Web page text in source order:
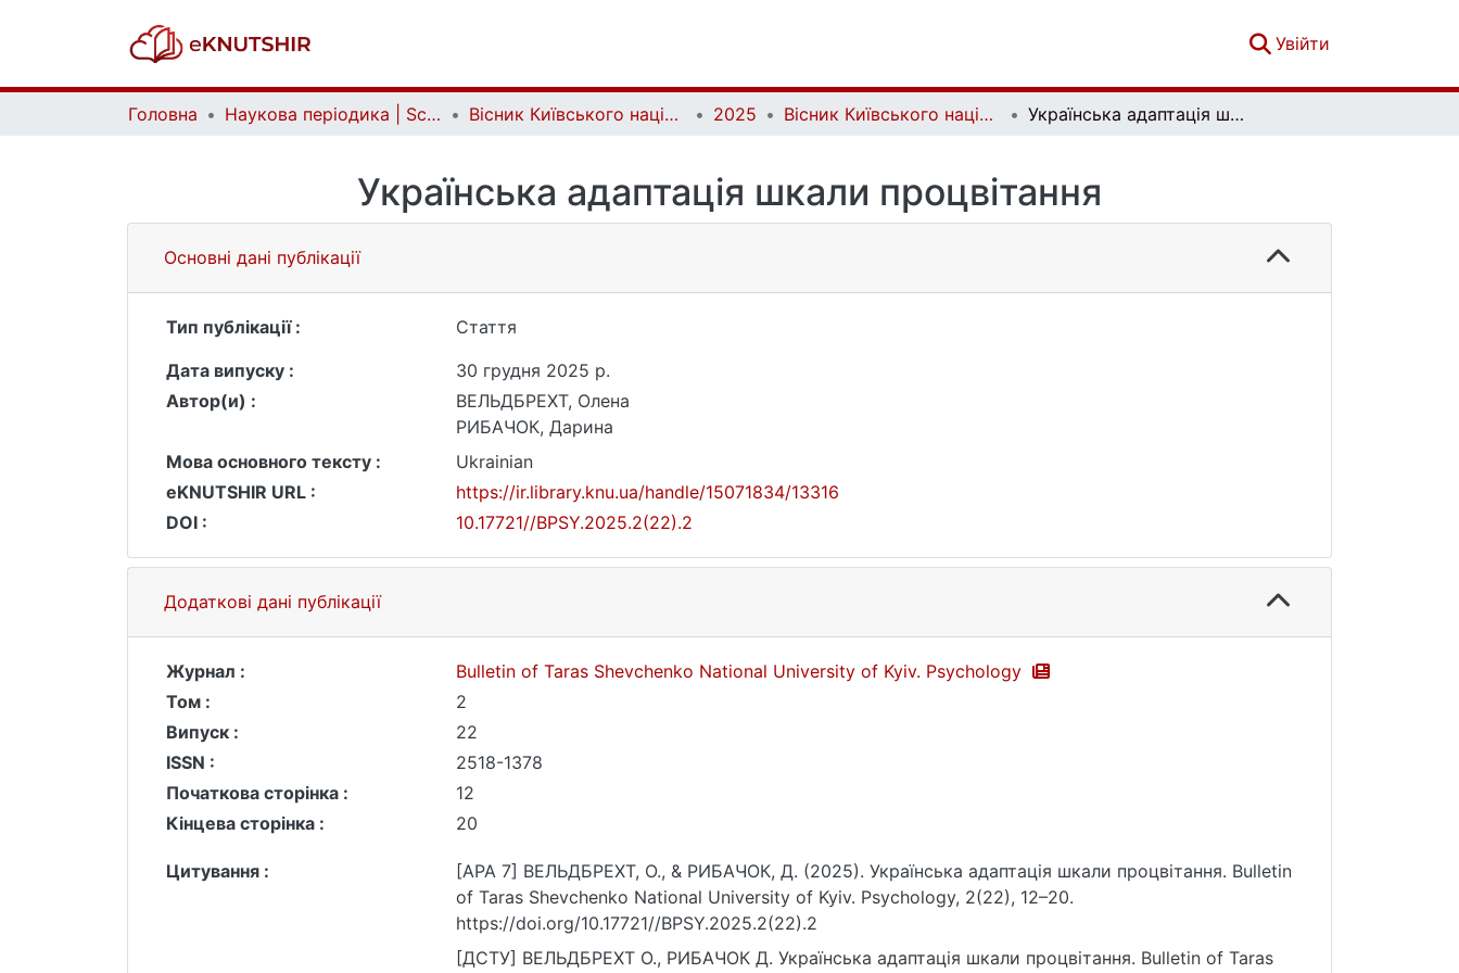
Увійти
Головна Наукова періодика | Scientific periodicals Вісник Київського національного університету імені Тараса Шевченка. Психологія | Bulletin of Taras Shevchenko National University of Kyiv. Psychology 2025 Вісник Київського національного університету імені Тараса Шевченка. Психологія. Вип. 2 (22) Українська адаптація шкали процвітання
Українська адаптація шкали процвітання
Основні дані публікації
Тип публікації :
Стаття
Дата випуску :
30 грудня 2025 р.
Автор(и) :
ВЕЛЬДБРЕХТ, Олена
РИБАЧОК, Дарина
Мова основного тексту :
Ukrainian
eKNUTSHIR URL :
https://ir.library.knu.ua/handle/15071834/13316
DOI :
10.17721//BPSY.2025.2(22).2
Додаткові дані публікації
Журнал :
Bulletin of Taras Shevchenko National University of Kyiv. Psychology
Том :
2
Випуск :
22
ISSN :
2518-1378
Початкова сторінка :
12
Кінцева сторінка :
20
Цитування :
[APA 7] ВЕЛЬДБРЕХТ, О., & РИБАЧОК, Д. (2025). Українська адаптація шкали процвітання. Bulletin
of Taras Shevchenko National University of Kyiv. Psychology, 2(22), 12–20.
https://doi.org/10.17721//BPSY.2025.2(22).2
[ДСТУ] ВЕЛЬДБРЕХТ О., РИБАЧОК Д. Українська адаптація шкали процвітання. Bulletin of Taras